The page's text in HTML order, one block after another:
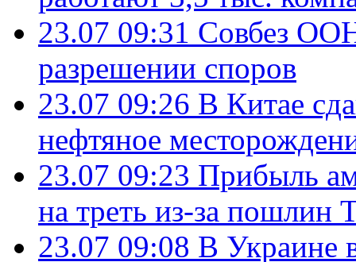
23.07 09:31 Совбез
разрешении споров
23.07 09:26 В Китае
нефтяное
23.07 09:23 Прибыль
на треть из-за пошлин
23.07 09:08 В Украине